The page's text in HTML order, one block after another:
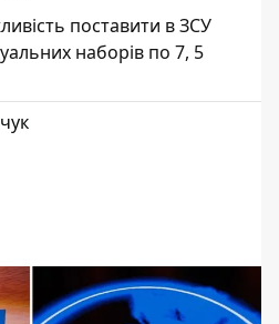
поставити в ЗСУ
наборів по 7, 5